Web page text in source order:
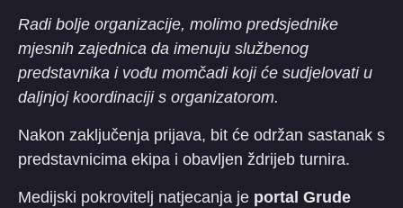
Radi bolje organizacije, molimo predsjednike
mjesnih zajednica da imenuju službenog
predstavnika i vođu momčadi koji će sudjelovati u
daljnjoj koordinaciji s organizatorom.
Nakon zaključenja prijava, bit će održan sastanak s
predstavnicima ekipa i obavljen ždrijeb turnira.
Medijski pokrovitelj natjecanja je portal Grude